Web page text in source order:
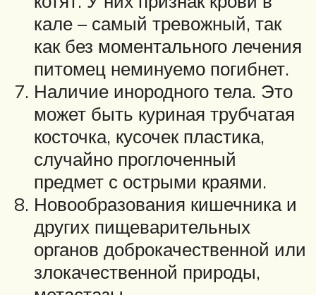
кале – самый тревожный, так
как без моментального лечения
питомец неминуемо погибнет.
Наличие инородного тела. Это
может быть куриная трубчатая
косточка, кусочек пластика,
случайно проглоченный
предмет с острыми краями.
Новообразования кишечника и
других пищеварительных
органов доброкачественной или
злокачественной природы,